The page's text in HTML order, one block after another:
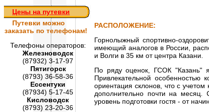
Цены на путевки
Путевки можно
заказать по телефонам!
Телефоны операторов:
Железноводск
(87932) 3-17-97
Пятигорск
(8793) 36-58-36
Ессентуки
(87934) 5-17-45
Кисловодск
(8793) 23-20-36
РАСПОЛОЖЕНИЕ:
Горнолыжный спортивно-
имеющий аналогов в России,
и Волги в 35 км от центра Казани.
По ряду оценок, ГСОК "Казань"
Привлекательной особенностью
ориентация склонов, что с
дополнительно почти на
уровень подготовки гостя - от